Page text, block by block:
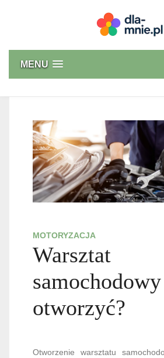
MENU
MOTORYZACJA
Warsztat
otworzyć?
Otworzenie warsztatu